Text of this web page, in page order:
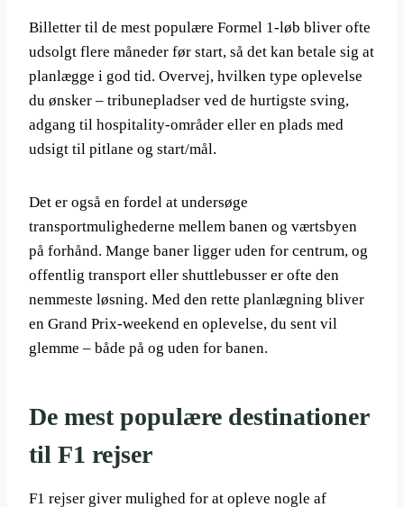
Billetter til de mest populære Formel 1-løb bliver ofte
udsolgt flere måneder før start, så det kan betale sig at
planlægge i god tid. Overvej, hvilken type oplevelse
du ønsker – tribunepladser ved de hurtigste sving,
adgang til hospitality-områder eller en plads med
udsigt til pitlane og start/mål.
Det er også en fordel at undersøge
transportmulighederne mellem banen og værtsbyen
på forhånd. Mange baner ligger uden for centrum, og
offentlig transport eller shuttlebusser er ofte den
nemmeste løsning. Med den rette planlægning bliver
en Grand Prix-weekend en oplevelse, du sent vil
glemme – både på og uden for banen.
De mest populære destinationer
til F1 rejser
F1 rejser giver mulighed for at opleve nogle af